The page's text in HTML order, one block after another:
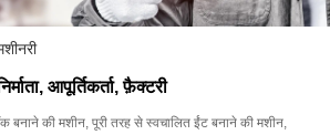
आपूर्तिकर्ता, फ़ैक्टरी
बनाने की मशीन, पूरी तरह से स्वचालित ईंट बनाने की मशीन,